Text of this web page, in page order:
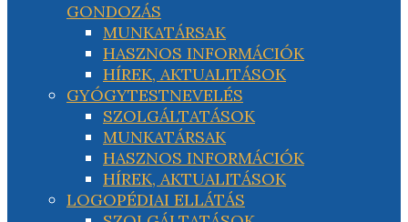
GONDOZÁS
MUNKATÁRSAK
HASZNOS INFORMÁCIÓK
HÍREK, AKTUALITÁSOK
GYÓGYTESTNEVELÉS
SZOLGÁLTATÁSOK
MUNKATÁRSAK
HASZNOS INFORMÁCIÓK
HÍREK, AKTUALITÁSOK
LOGOPÉDIAI ELLÁTÁS